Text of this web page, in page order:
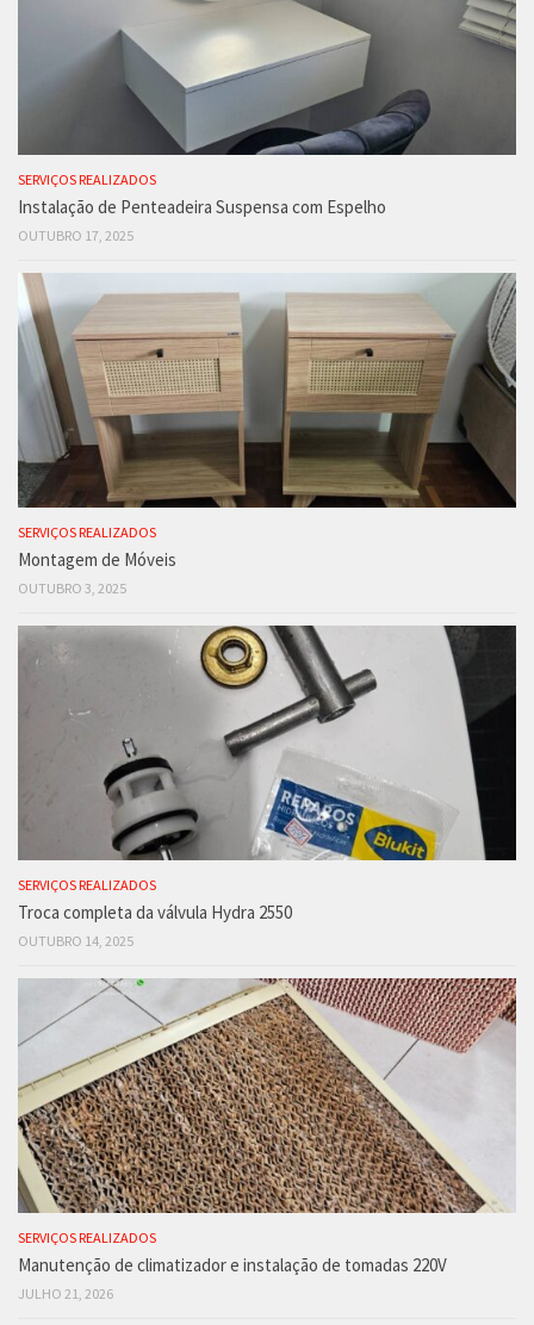
SERVIÇOS REALIZADOS
Instalação de Penteadeira Suspensa com Espelho
OUTUBRO 17, 2025
SERVIÇOS REALIZADOS
Montagem de Móveis
OUTUBRO 3, 2025
SERVIÇOS REALIZADOS
Troca completa da válvula Hydra 2550
OUTUBRO 14, 2025
SERVIÇOS REALIZADOS
Manutenção de climatizador e instalação de tomadas 220V
JULHO 21, 2026